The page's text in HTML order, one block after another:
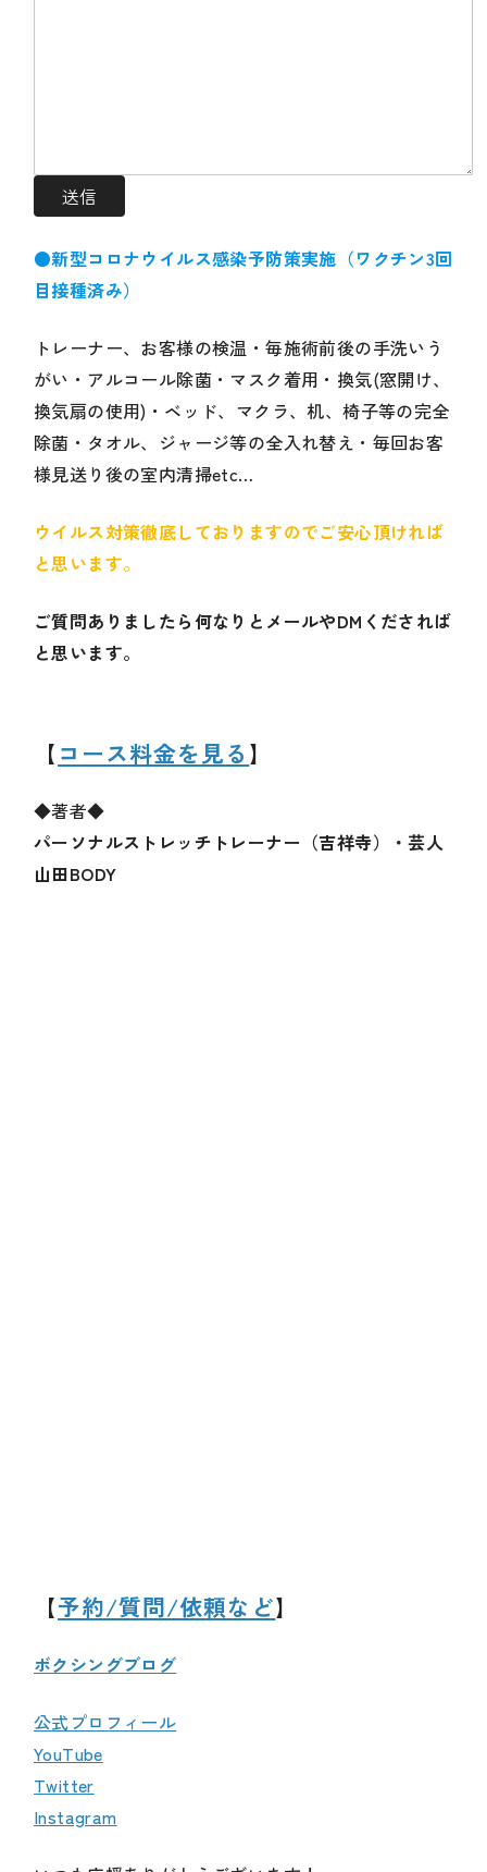
●新型コロナウイルス感染予防策実施（ワクチン3回
目接種済み）
トレーナー、お客様の検温・毎施術前後の手洗いう
がい・アルコール除菌・マスク着用・換気(窓開け、
換気扇の使用)・ベッド、マクラ、机、椅子等の完全
除菌・タオル、ジャージ等の全入れ替え・毎回お客
様見送り後の室内清掃etc…
ウイルス対策徹底しておりますのでご安心頂ければ
と思います。
ご質問ありましたら何なりとメールやDMくだされば
と思います。
【 コース料金を見る 】
◆著者◆
パーソナルストレッチトレーナー（吉祥寺）・芸人
山田BODY
【予約/質問/依頼など】
ボクシングブログ
公式プロフィール
YouTube
Twitter
Instagram